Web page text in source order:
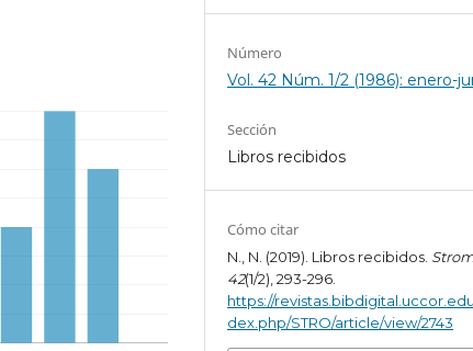
Número
Vol. 42 Núm. 1/2 (1986): enero-
Sección
Libros recibidos
Cómo citar
N., N. (2019). Libros recibidos.
42(1/2), 293-296.
https://
dex.php/STRO/article/view/2743